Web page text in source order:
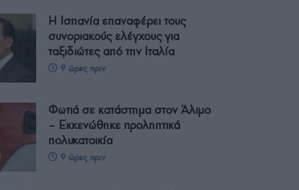
Η Ισπανία επαναφέρει τους
συνοριακούς ελέγχους για
ταξιδιώτες από την Ιταλία
9 ώρες πριν
Φωτιά σε κατάστημα στον Άλιμο
– Εκκενώθηκε προληπτικά
πολυκατοικία
9 ώρες πριν